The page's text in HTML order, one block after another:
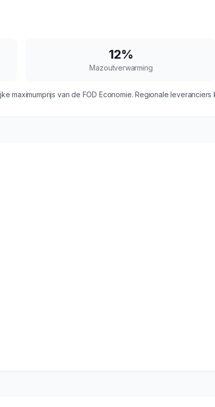
12%
Mazoutverwarming
maximumprijs van de FOD Economie. Regionale